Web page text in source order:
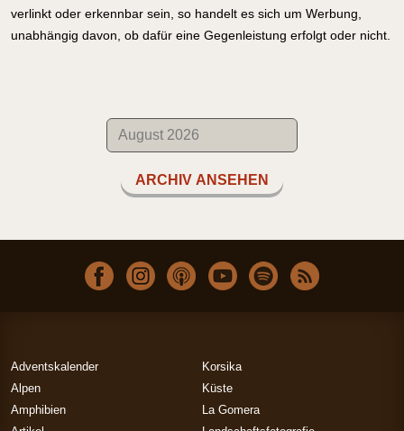
verlinkt oder erkennbar sein, so handelt es sich um Werbung,
unabhängig davon, ob dafür eine Gegenleistung erfolgt oder nicht.
ARCHIV ANSEHEN
Adventskalender
Alpen
Amphibien
Korsika
Küste
La Gomera